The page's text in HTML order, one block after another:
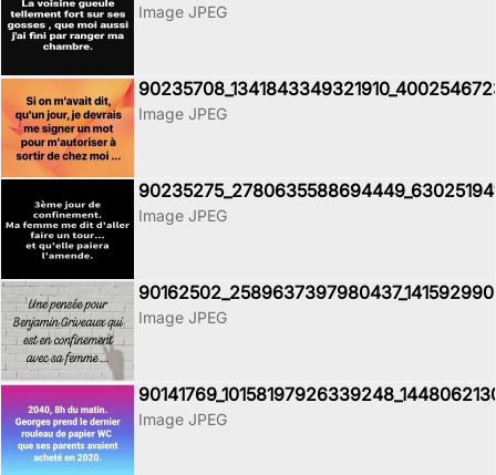
Image JPEG
Image JPEG
Image JPEG
Image JPEG
Image JPEG